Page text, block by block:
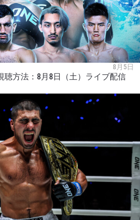
8月5日
視聴方法：8月8日（土）ライブ配信